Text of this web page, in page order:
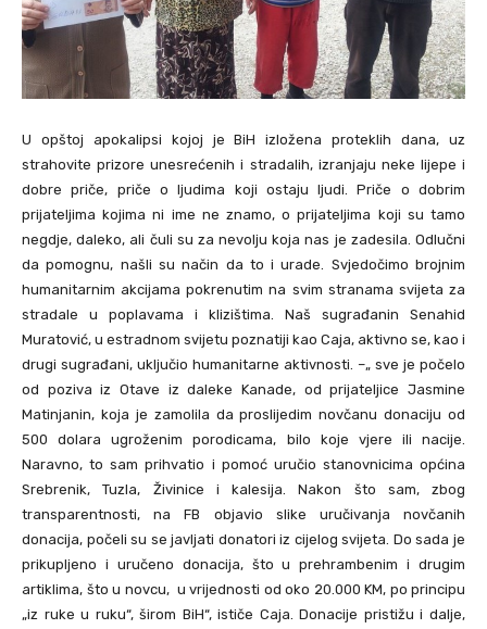
U opštoj apokalipsi kojoj je BiH izložena proteklih dana, uz
strahovite prizore unesrećenih i stradalih, izranjaju neke lijepe i
dobre priče, priče o ljudima koji ostaju ljudi. Priče o dobrim
prijateljima kojima ni ime ne znamo, o prijateljima koji su tamo
negdje, daleko, ali čuli su za nevolju koja nas je zadesila. Odlučni
da pomognu, našli su način da to i urade. Svjedočimo brojnim
humanitarnim akcijama pokrenutim na svim stranama svijeta za
stradale u poplavama i klizištima. Naš sugrađanin Senahid
Muratović, u estradnom svijetu poznatiji kao Caja, aktivno se, kao i
drugi sugrađani, uključio humanitarne aktivnosti. –„ sve je počelo
od poziva iz Otave iz daleke Kanade, od prijateljice Jasmine
Matinjanin, koja je zamolila da proslijedim novčanu donaciju od
500 dolara ugroženim porodicama, bilo koje vjere ili nacije.
Naravno, to sam prihvatio i pomoć uručio stanovnicima općina
Srebrenik, Tuzla, Živinice i kalesija. Nakon što sam, zbog
transparentnosti, na FB objavio slike uručivanja novčanih
donacija, počeli su se javljati donatori iz cijelog svijeta. Do sada je
prikupljeno i uručeno donacija, što u prehrambenim i drugim
artiklima, što u novcu, u vrijednosti od oko 20.000 KM, po principu
„iz ruke u ruku“, širom BiH“, ističe Caja. Donacije pristižu i dalje,